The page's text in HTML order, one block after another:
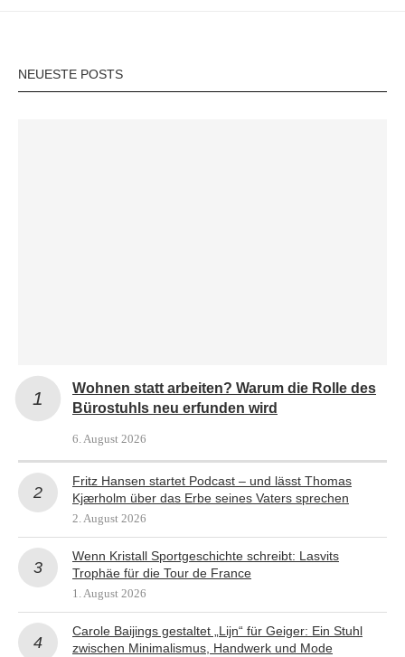
NEUESTE POSTS
Wohnen statt arbeiten? Warum die Rolle des
Bürostuhls neu erfunden wird
6. August 2026
Fritz Hansen startet Podcast – und lässt Thomas
Kjærholm über das Erbe seines Vaters sprechen
2. August 2026
Wenn Kristall Sportgeschichte schreibt: Lasvits
Trophäe für die Tour de France
1. August 2026
Carole Baijings gestaltet „Lijn“ für Geiger: Ein Stuhl
zwischen Minimalismus, Handwerk und Mode